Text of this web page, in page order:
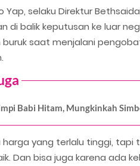
Yap, selaku Direktur
di balik keputusan ke luar
saat menjalani
Babi Hitam, Mungkinkah
harga yang terlalu tinggi, tapi
Dan bisa juga karena ada